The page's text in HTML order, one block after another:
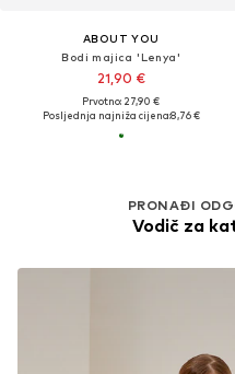
ABOUT YOU
Bodi majica 'Lenya'
21,90 €
Prvotno: 27,90 €
Posljednja najniža cijena:8,76 €
PRONAĐI
Vodič za